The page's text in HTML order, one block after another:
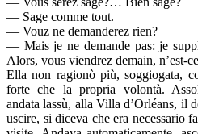
— Sage comme tout.
— Vouz ne demanderez rien?
— Mais je ne demande pas: je
Alors, vous viendrez demain, n’est-
Ella non ragionò più, soggiogata,
forte che la propria volontà.
andata lassù, alla Villa d’Orléans, il
uscire, si diceva che era necessario